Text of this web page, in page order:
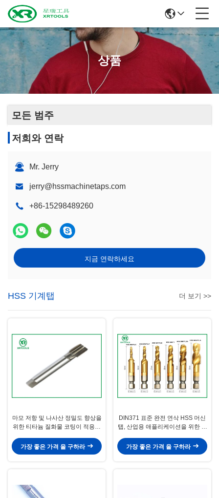
상품
모든 범주
저희와 연락
Mr. Jerry
jerry@hssmachinetaps.com
+86-15298489260
지금 연락하세요
HSS 기계탭 더 보기 >>
마모 저항 및 나사산 정밀도 향상을
위한 티타늄 질화물 코팅이 적용된
가장 좋은 가격 을 구하라
DIN371 표준 완전 연삭 HSS 머신
탭, 산업용 애플리케이션을 위한 고
가장 좋은 가격 을 구하라